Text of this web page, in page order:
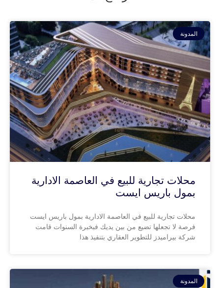
المدونة
محلات تجارية للبيع في العاصمة الادارية
بمول باريس ايست
محلات تجارية للبيع في العاصمة الادارية بمول باريس ايست
فرصة لا تجعلها تضيع من بين يديك فبخبرة السنوات قامت
شركة بيراميدز للتطوير العقاري بتنفيذ هذا
المدونة